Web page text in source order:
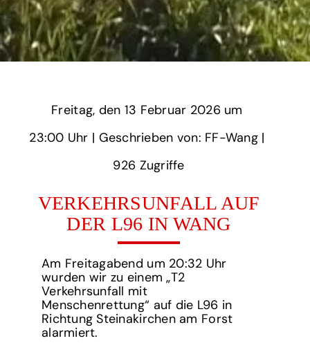
Freitag,
‎| Geschrieben von: FF-Wang | ‎
926‏‏‎ ‎Zugriffe
VERKEHRSUNFALL AUF
DER L96 IN WANG
Am Freitagabend um 20:32 Uhr
wurden wir zu einem „T2
Verkehrsunfall mit
Menschenrettung“ auf die L96 in
Richtung Steinakirchen am Forst
alarmiert.